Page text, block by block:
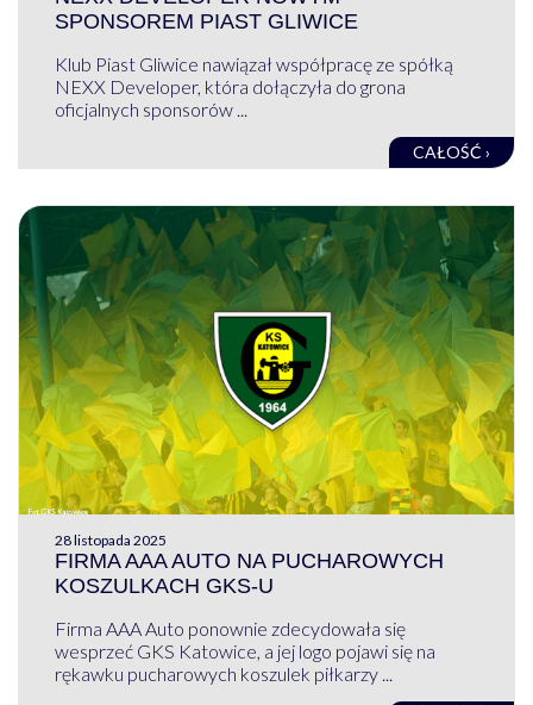
SPONSOREM PIAST GLIWICE
Klub Piast Gliwice nawiązał współpracę ze spółką
NEXX Developer, która dołączyła do grona
oficjalnych sponsorów ...
CAŁOŚĆ ›
28 listopada 2025
FIRMA AAA AUTO NA PUCHAROWYCH
KOSZULKACH GKS-U
Firma AAA Auto ponownie zdecydowała się
wesprzeć GKS Katowice, a jej logo pojawi się na
rękawku pucharowych koszulek piłkarzy ...